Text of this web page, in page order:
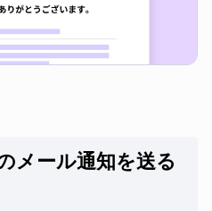
メール通知を送る